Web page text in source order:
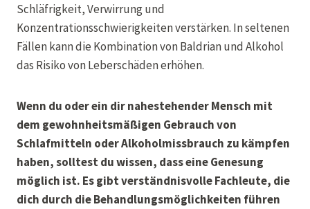
Schläfrigkeit, Verwirrung und
Konzentrationsschwierigkeiten verstärken. In seltenen
Fällen kann die Kombination von Baldrian und Alkohol
das Risiko von Leberschäden erhöhen.
Wenn du oder ein dir nahestehender Mensch mit
dem gewohnheitsmäßigen Gebrauch von
Schlafmitteln oder Alkoholmissbrauch zu kämpfen
haben, solltest du wissen, dass eine Genesung
möglich ist. Es gibt verständnisvolle Fachleute, die
dich durch die Behandlungsmöglichkeiten führen